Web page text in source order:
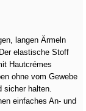
langen Ärmeln
elastische Stoff
Hautcrémes
ohne vom Gewebe
sicher halten.
einfaches An- und